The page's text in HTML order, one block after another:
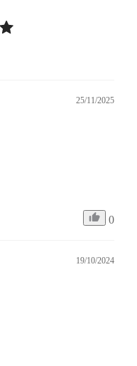
25/11/2025
0
19/10/2024